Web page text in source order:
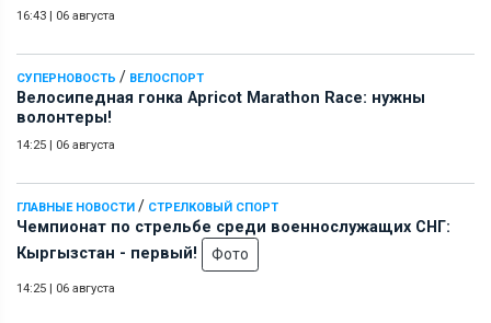
16:43 06 августа
СУПЕРНОВОСТЬ / ВЕЛОСПОРТ
Велосипедная гонка Apricot Marathon Race: нужны
волонтеры!
14:25 06 августа
ГЛАВНЫЕ НОВОСТИ / СТРЕЛКОВЫЙ СПОРТ
Чемпионат по стрельбе среди военнослужащих СНГ:
Кыргызстан - первый!
Фото
14:25 06 августа